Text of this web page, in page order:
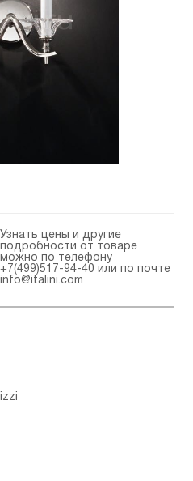
Узнать цены и другие
подробности от товаре
можно по телефону
+7(499)517-94-40 или по почте
info@italini.com